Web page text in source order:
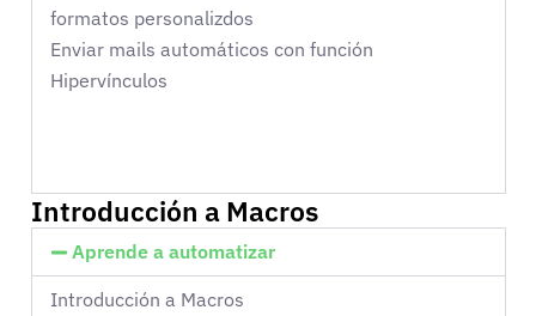
formatos personalizdos
Enviar mails automáticos con función
Hipervínculos
Introducción a Macros
Aprende a automatizar
Introducción a Macros